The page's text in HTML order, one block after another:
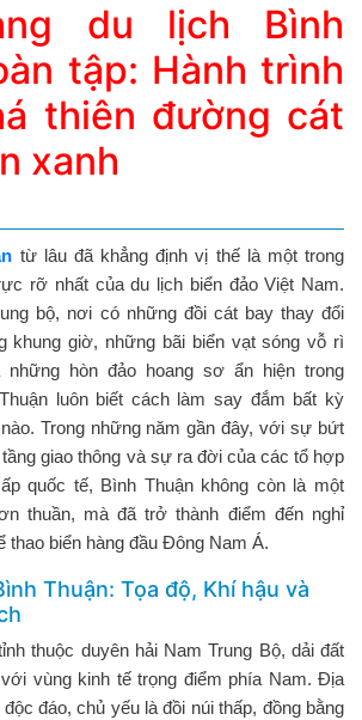
du lịch Bình
tập: Hành trình
thiên đường cát
xanh
từ lâu đã khẳng định vị thế là một trong
rỡ nhất của du lịch biển đảo Việt Nam.
bộ, nơi có những đồi cát bay thay đổi
khung giờ, những bãi biển vạt sóng vỗ rì
những hòn đảo hoang sơ ẩn hiện trong
luôn biết cách làm say đắm bất kỳ
Trong những năm gần đây, với sự bứt
giao thông và sự ra đời của các tổ hợp
quốc tế, Bình Thuận không còn là một
thuần, mà đã trở thành điểm đến nghỉ
thao biển hàng đầu Đông Nam Á.
Thuận: Tọa độ, Khí hậu và
thuộc duyên hải Nam Trung Bộ, dải đất
vùng kinh tế trọng điểm phía Nam. Địa
đáo, chủ yếu là đồi núi thấp, đồng bằng